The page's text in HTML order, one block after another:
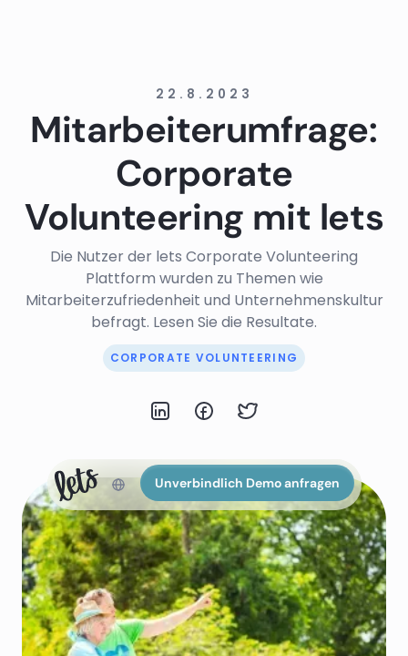
Unverbindlich Demo anfragen
22.8.2023
Mitarbeiterumfrage:
Corporate
Volunteering mit lets
Die Nutzer der lets Corporate Volunteering
Plattform wurden zu Themen wie
Mitarbeiterzufriedenheit und Unternehmenskultur
befragt. Lesen Sie die Resultate.
CORPORATE VOLUNTEERING